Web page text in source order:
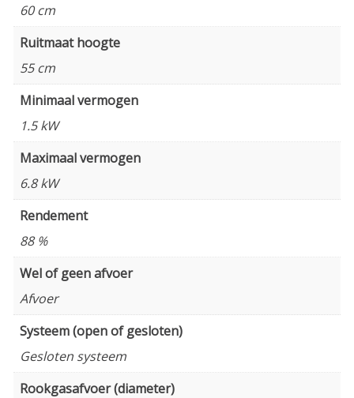
60 cm
Ruitmaat hoogte
55 cm
Minimaal vermogen
1.5 kW
Maximaal vermogen
6.8 kW
Rendement
88 %
Wel of geen afvoer
Afvoer
Systeem (open of gesloten)
Gesloten systeem
Rookgasafvoer (diameter)